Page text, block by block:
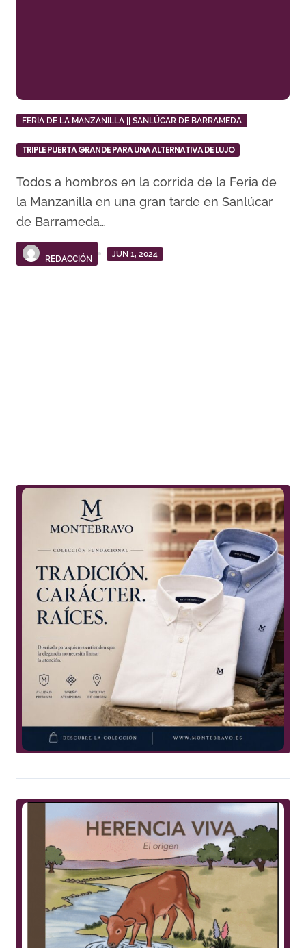
FERIA DE LA MANZANILLA || SANLÚCAR DE BARRAMEDA
TRIPLE PUERTA GRANDE PARA UNA ALTERNATIVA DE LUJO
Todos a hombros en la corrida de la Feria de
la Manzanilla en una gran tarde en Sanlúcar
de Barrameda…
REDACCIÓN
JUN 1, 2024